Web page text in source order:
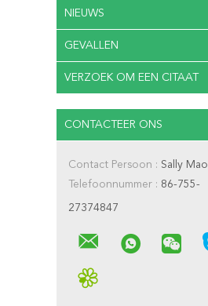
NIEUWS
GEVALLEN
VERZOEK OM EEN CITAAT
CONTACTEER ONS
Contact Persoon : Sally Mao
Telefoonnummer : 86-755-
27374847